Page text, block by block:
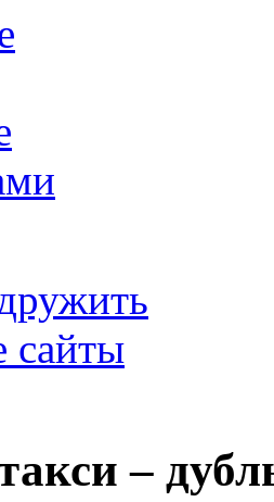
сайты
–